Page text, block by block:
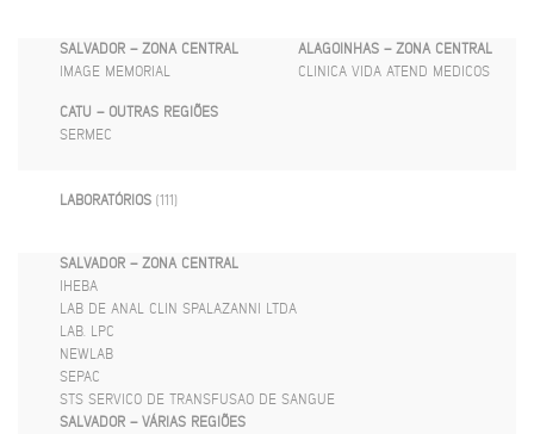
SALVADOR – ZONA CENTRAL
IMAGE MEMORIAL
ALAGOINHAS – ZONA CENTRAL
CLINICA VIDA ATEND MEDICOS
CATU – OUTRAS REGIÕES
SERMEC
LABORATÓRIOS (111)
SALVADOR – ZONA CENTRAL
IHEBA
LAB DE ANAL CLIN SPALAZANNI LTDA
LAB. LPC
NEWLAB
SEPAC
STS SERVICO DE TRANSFUSAO DE SANGUE
SALVADOR – VÁRIAS REGIÕES